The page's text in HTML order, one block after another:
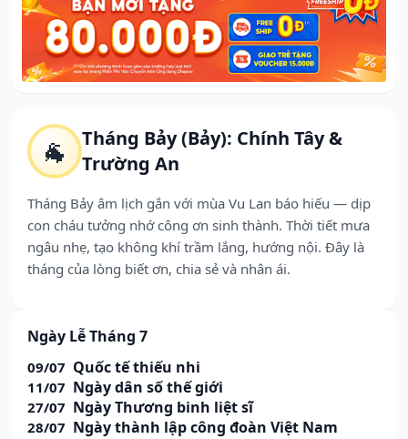
🐐
Tháng Bảy (Bảy): Chính Tây &
Trường An
Tháng Bảy âm lịch gắn với mùa Vu Lan báo hiếu — dịp
con cháu tưởng nhớ công ơn sinh thành. Thời tiết mưa
ngâu nhẹ, tạo không khí trầm lắng, hướng nội. Đây là
tháng của lòng biết ơn, chia sẻ và nhân ái.
Ngày Lễ Tháng 7
09/07 Quốc tế thiếu nhi
11/07 Ngày dân số thế giới
27/07 Ngày Thương binh liệt sĩ
28/07 Ngày thành lập công đoàn Việt Nam